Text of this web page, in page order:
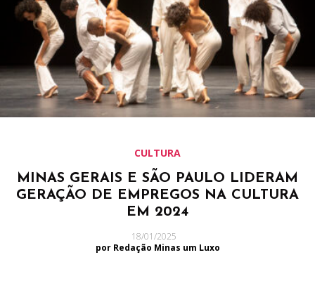
CULTURA
MINAS GERAIS E SÃO PAULO LIDERAM
GERAÇÃO DE EMPREGOS NA CULTURA
EM 2024
18/01/2025
por Redação Minas um Luxo